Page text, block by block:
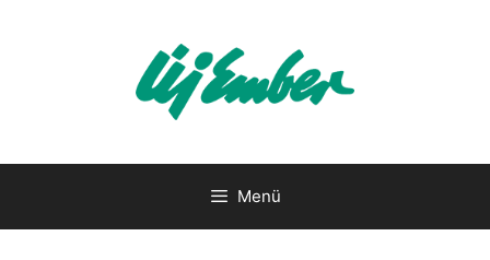
Menü